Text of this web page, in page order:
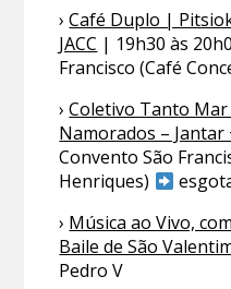
›Café Duplo |
JACC | 19h30 às
Francisco (Café
›Coletivo Tanto Mar
Namorados – Jantar
Convento São
Henriques)
› Música ao Vivo,
Baile de São
Pedro V